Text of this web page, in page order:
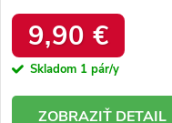
WHITE
9,90 €
Skladom 1 pár/y
DETAIL